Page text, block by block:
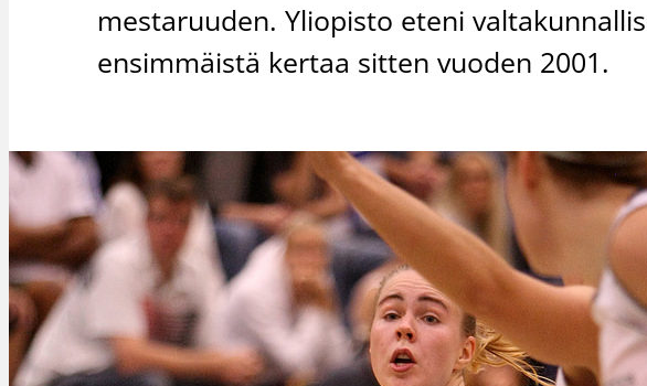
mestaruuden. Yliopisto eteni
ensimmäistä kertaa sitten vuoden 2001.